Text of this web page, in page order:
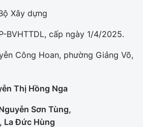
Xây dựng
BVHTTDL, cấp ngày 1/4/2025.
Công Hoan, phường Giảng Võ,
Thị Hồng Nga
Sơn Tùng,
La Đức Hùng